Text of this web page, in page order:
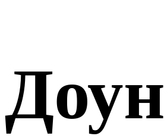
Доун